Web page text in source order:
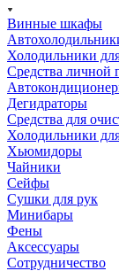
Винные шкафы
Холодильники
Cредства личной
Дегидраторы
Средства для
Холодильники
Хьюмидоры
Чайники
Сейфы
Сушки для рук
Минибары
Фены
Аксессуары
Сотрудничество